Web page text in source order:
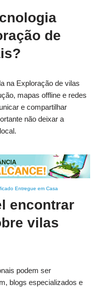
de
na Exploração de vilas
mapas offline e redes
e compartilhar
não deixar a
Entregue em Casa
encontrar
vilas
podem ser
blogs especializados e